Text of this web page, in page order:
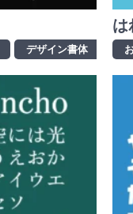
デザイン書体 ひ
は